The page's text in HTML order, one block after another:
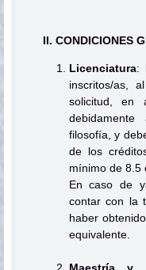
II. CONDICIONES
Licenciatura:
inscritos/as,
solicitud, en
debidamente
filosofía, y
de los
mínimo de 8.5
En caso de
contar con la
haber
equivalente.